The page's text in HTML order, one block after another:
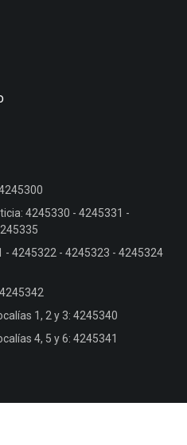
4245330 - 4245331 -
- 4245322 - 4245323 - 4245324
1, 2 y 3: 4245340
4, 5 y 6: 4245341